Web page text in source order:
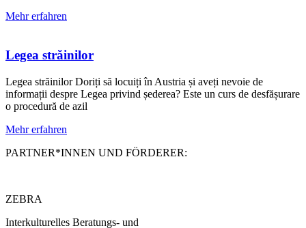
Mehr erfahren
Legea străinilor
Legea străinilor Doriți să locuiți în Austria și aveți nevoie de
informații despre Legea privind șederea? Este un curs de desfășurare
o procedură de azil
Mehr erfahren
PARTNER*INNEN UND FÖRDERER:
ZEBRA
Interkulturelles Beratungs- und